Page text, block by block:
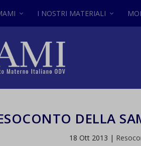
I NOSTRI MATERIALI
DELLA
18 Ott 2013 |